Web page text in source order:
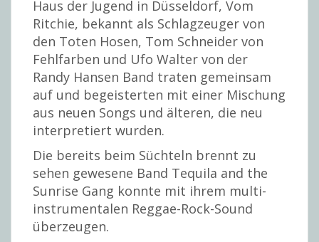
Haus der Jugend in Düsseldorf, Vom
Ritchie, bekannt als Schlagzeuger von
den Toten Hosen, Tom Schneider von
Fehlfarben und Ufo Walter von der
Randy Hansen Band traten gemeinsam
auf und begeisterten mit einer Mischung
aus neuen Songs und älteren, die neu
interpretiert wurden.
Die bereits beim Süchteln brennt zu
sehen gewesene Band Tequila and the
Sunrise Gang konnte mit ihrem multi-
instrumentalen Reggae-Rock-Sound
überzeugen.